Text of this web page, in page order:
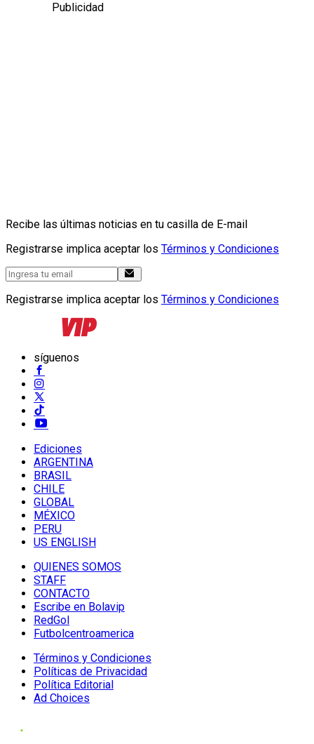
Publicidad
Recibe las últimas noticias en tu casilla de E-mail
Registrarse implica aceptar los Términos y Condiciones
Registrarse implica aceptar los Términos y Condiciones
síguenos
Ediciones
ARGENTINA
BRASIL
CHILE
GLOBAL
MÉXICO
PERU
US ENGLISH
QUIENES SOMOS
STAFF
CONTACTO
Escribe en Bolavip
RedGol
Futbolcentroamerica
Términos y Condiciones
Políticas de Privacidad
Política Editorial
Ad Choices